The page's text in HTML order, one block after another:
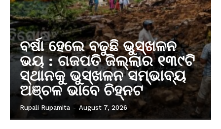
ବର୍ଷା ହେଲେ ବଢୁଛି ଭୁସ୍ଖଳନ
ଭୟ : ଗଜପତି ଜିଲ୍ଲାର ୧୩୯ଟି
ସ୍ଥାନକୁ ଭୁସ୍ଖଳନ ସମ୍ଭାବ୍ୟ
ଅଞ୍ଚଳ ଭାବେ ଚିହ୍ନଟ
Rupali Rupamita - August 7, 2026